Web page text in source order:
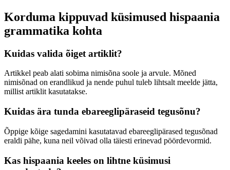
Korduma kippuvad küsimused hispaania
grammatika kohta
Kuidas valida õiget artiklit?
Artikkel peab alati sobima nimisõna soole ja arvule. Mõned
nimisõnad on erandlikud ja nende puhul tuleb lihtsalt meelde jätta,
millist artiklit kasutatakse.
Kuidas ära tunda ebareeglipäraseid tegusõnu?
Õppige kõige sagedamini kasutatavad ebareeglipärased tegusõnad
eraldi pähe, kuna neil võivad olla täiesti erinevad pöördevormid.
Kas hispaania keeles on lihtne küsimusi